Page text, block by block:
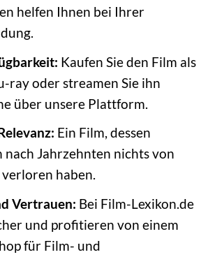
helfen Ihnen bei Ihrer
Kaufen Sie den Film als
ray oder streamen Sie ihn
über unsere Plattform.
Ein Film, dessen
nach Jahrzehnten nichts von
haben.
Vertrauen: Bei Film-Lexikon.de
und profitieren von einem
für Film- und